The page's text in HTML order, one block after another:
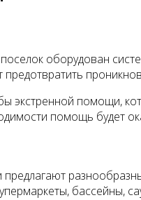
оборудован
экстренной помощи,
помощь будет
предлагают
бассейны,